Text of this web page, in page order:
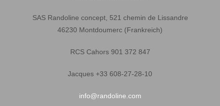
SAS Randoline concept, 521 chemin de Lissandre
46230 Montdoumerc (Frankreich)
RCS Cahors 901 372 847
Jacques +33 608-27-28-10
info@randoline.com